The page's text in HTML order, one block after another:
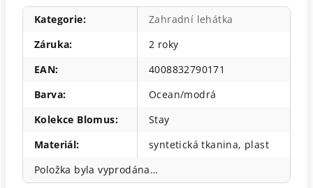
Kategorie:
Zahradní lehátka
Záruka:
2 roky
EAN:
4008832790171
Barva:
Ocean/modrá
Kolekce Blomus:
Stay
Materiál:
syntetická tkanina, plast
Položka byla vyprodána…